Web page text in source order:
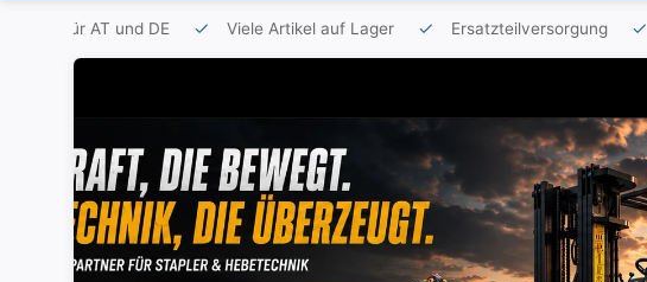
für AT und DE Viele Artikel auf Lager Ersatzteilversorgung